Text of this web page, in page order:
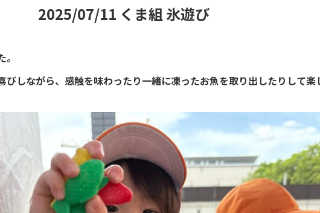
2025/07/11 くま組 氷遊び
びしながら、感触を味わったり一緒に凍ったお魚を取り出したりして楽